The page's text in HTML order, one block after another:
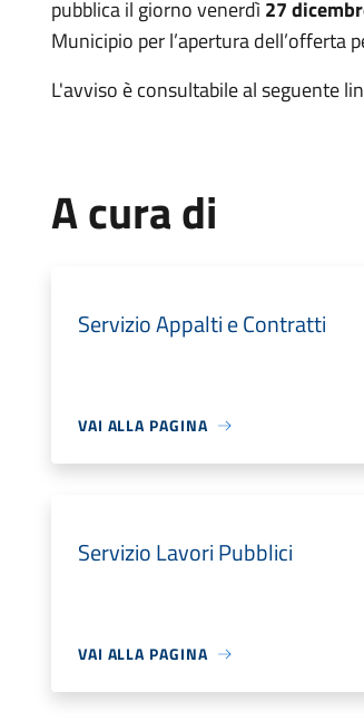
pubblica il giorno venerdì27
Municipio per l’apertura dell’offerta
L'avviso è consultabile al seguente
A cura di
Servizio Appalti e Contratti
VAI ALLA PAGINA
Servizio Lavori Pubblici
VAI ALLA PAGINA